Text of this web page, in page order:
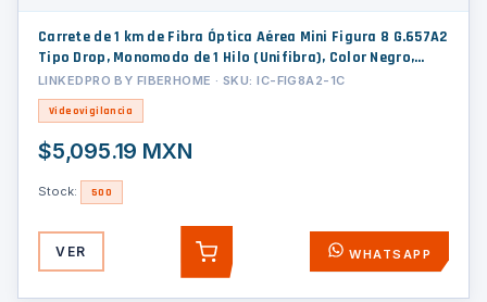
Carrete de 1 km de Fibra Óptica Aérea Mini Figura 8 G.657A2
Tipo Drop, Monomodo de 1 Hilo (Unifibra), Color Negro,
Span 80
LINKEDPRO BY FIBERHOME · SKU: IC-FIG8A2-1C
Videovigilancia
$5,095.19 MXN
Stock: 500
VER AGREGAR WHATSAPP